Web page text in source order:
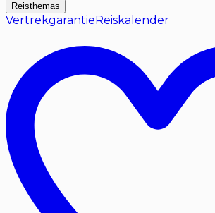
Reisthemas
Vertrekgarantie Reiskalender